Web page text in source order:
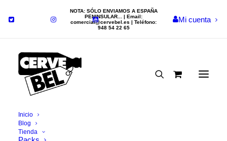
NOTA: SÓLO ENVIAMOS A ESPAÑA
PENINSULAR... | Email:
comercial@cervebel.es | Teléfono:
948 54 22 65
Mi cuenta
Inicio
Blog
Tienda